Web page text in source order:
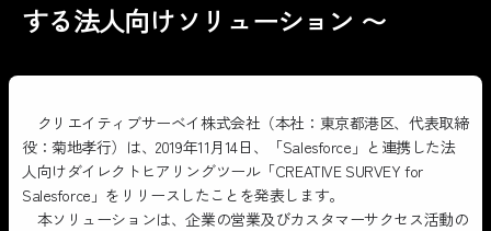
する法人向けソリューション 〜
クリエイティブサーベイ株式会社（本社：東京都港区、代表取締
役：菊地孝行）は、2019年11月14日、「Salesforce」と連携した法
人向けダイレクトヒアリングツール「CREATIVE SURVEY for
Salesforce」をリリースしたことを発表します。
本ソリューションは、企業の営業及びカスタマーサクセス活動の